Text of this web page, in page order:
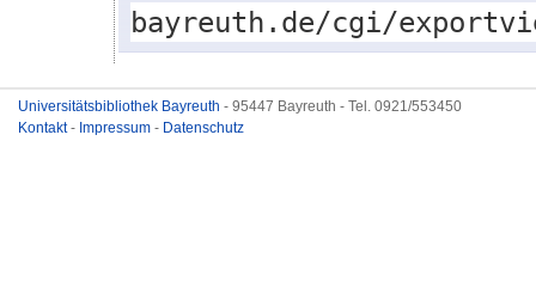
bayreuth.de/cgi/
Universitätsbibliothek Bayreuth - 95447 Bayreuth - Tel. 0921/553450
Kontakt- Impressum - Datenschutz